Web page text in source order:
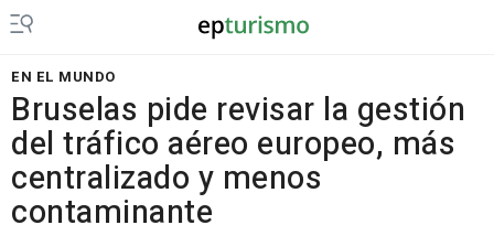
EN EL MUNDO
Bruselas pide revisar la gestión
del tráfico aéreo europeo, más
centralizado y menos
contaminante